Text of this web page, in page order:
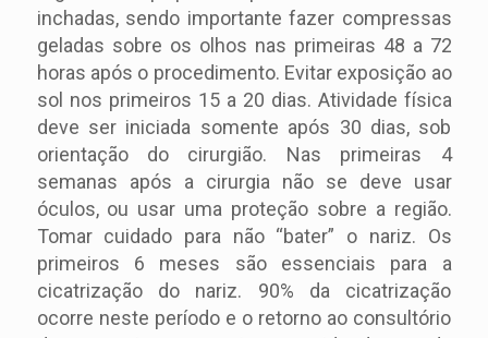
inchadas, sendo importante fazer compressas
geladas sobre os olhos nas primeiras 48 a 72
horas após o procedimento. Evitar exposição ao
sol nos primeiros 15 a 20 dias. Atividade física
deve ser iniciada somente após 30 dias, sob
orientação do cirurgião. Nas primeiras 4
semanas após a cirurgia não se deve usar
óculos, ou usar uma proteção sobre a região.
Tomar cuidado para não “bater” o nariz. Os
primeiros 6 meses são essenciais para a
cicatrização do nariz. 90% da cicatrização
ocorre neste período e o retorno ao consultório